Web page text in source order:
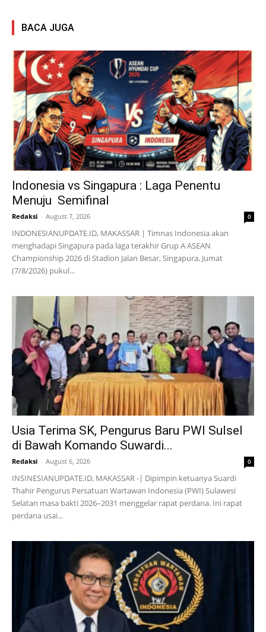
BACA JUGA
Indonesia vs Singapura : Laga Penentu
Menuju Semifinal
Redaksi - August 7, 2026 0
INDONESIANUPDATE.ID, MAKASSAR | Timnas Indonesia akan
menghadapi Singapura pada laga terakhir Grup A ASEAN
Championship 2026 di Stadion Jalan Besar, Singapura, Jumat
(7/8/2026) pukul...
Usia Terima SK, Pengurus Baru PWI Sulsel
di Bawah Komando Suwardi...
Redaksi - August 6, 2026 0
INSINESIANUPDATE.ID, MAKASSAR -| Dipimpin ketuanya Suardi
Thahir Pengurus Persatuan Wartawan Indonesia (PWI) Sulawesi
Selatan masa bakti 2026–2031 menggelar rapat perdana. Ini rapat
perdana usai...